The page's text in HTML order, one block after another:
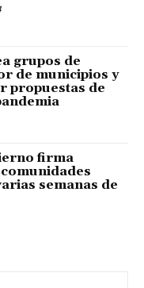
grupos de
de municipios y
propuestas de
firma
semanas de